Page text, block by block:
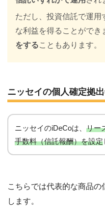
ただし、投資信託で運用
な利益を得ることができ
をすることもあります。
ニッセイの個人確定拠
ニッセイのiDeCoは、 リー
手数料（信託報酬）を設定
こちらでは代表的な商品
します。